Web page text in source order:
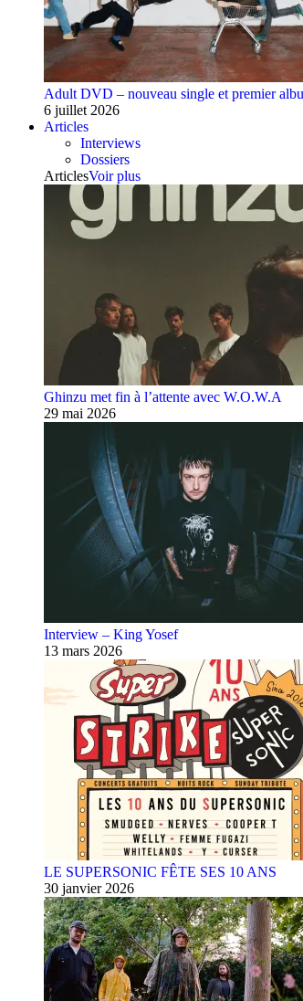
Adult DVD – nouveau single et premier
6 juillet 2026
Articles
Interviews
Dossiers
ArticlesVoir plus
Ghinzu met fin à l’attente avec W.O.W.A
29 mai 2026
Interview – King Yosef
13 mars 2026
LE SUPERSONIC FÊTE SES 10 ANS
30 janvier 2026